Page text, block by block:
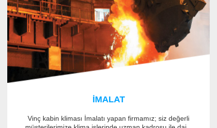
İMALAT
Vinç kabin kliması İmalatı yapan firmamız; siz değerli